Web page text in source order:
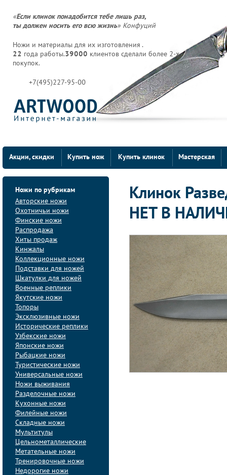
«Если клинок понадобится тебе лишь раз,
ты должен носить его всю жизнь» Конфуций
Ножи и материалы для их изготовления .
22 года работы.39000 клиентов сделали более 2-х
покупок.
+7(495)227-95-00
Акции, скидки Купить нож Купить клинок Мастерская
Ножи по рубрикам
Авторские ножи
Охотничьи ножи
Финские ножи
Распродажа
Хиты продаж
Кинжалы
Коллекционные ножи
Подставки для ножей
Шкатулки для ножей
Военные реплики
Якутские ножи
Топоры
Эксклюзивные ножи
Исторические реплики
Узбекские ножи
Японские ножи
Рыбацкие ножи
Туристические ножи
Универсальные ножи
Ножи выживания
Разделочные ножи
Кухонные ножи
Филейные ножи
Складные ножи
Мультитулы
Цельнометаллические
Метательные ножи
Тренировочные ножи
Недорогие ножи
Клинок
НЕТ В